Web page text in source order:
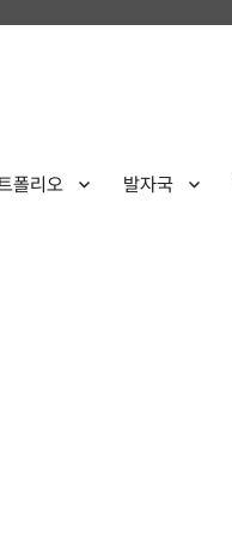
폴리오 발자국